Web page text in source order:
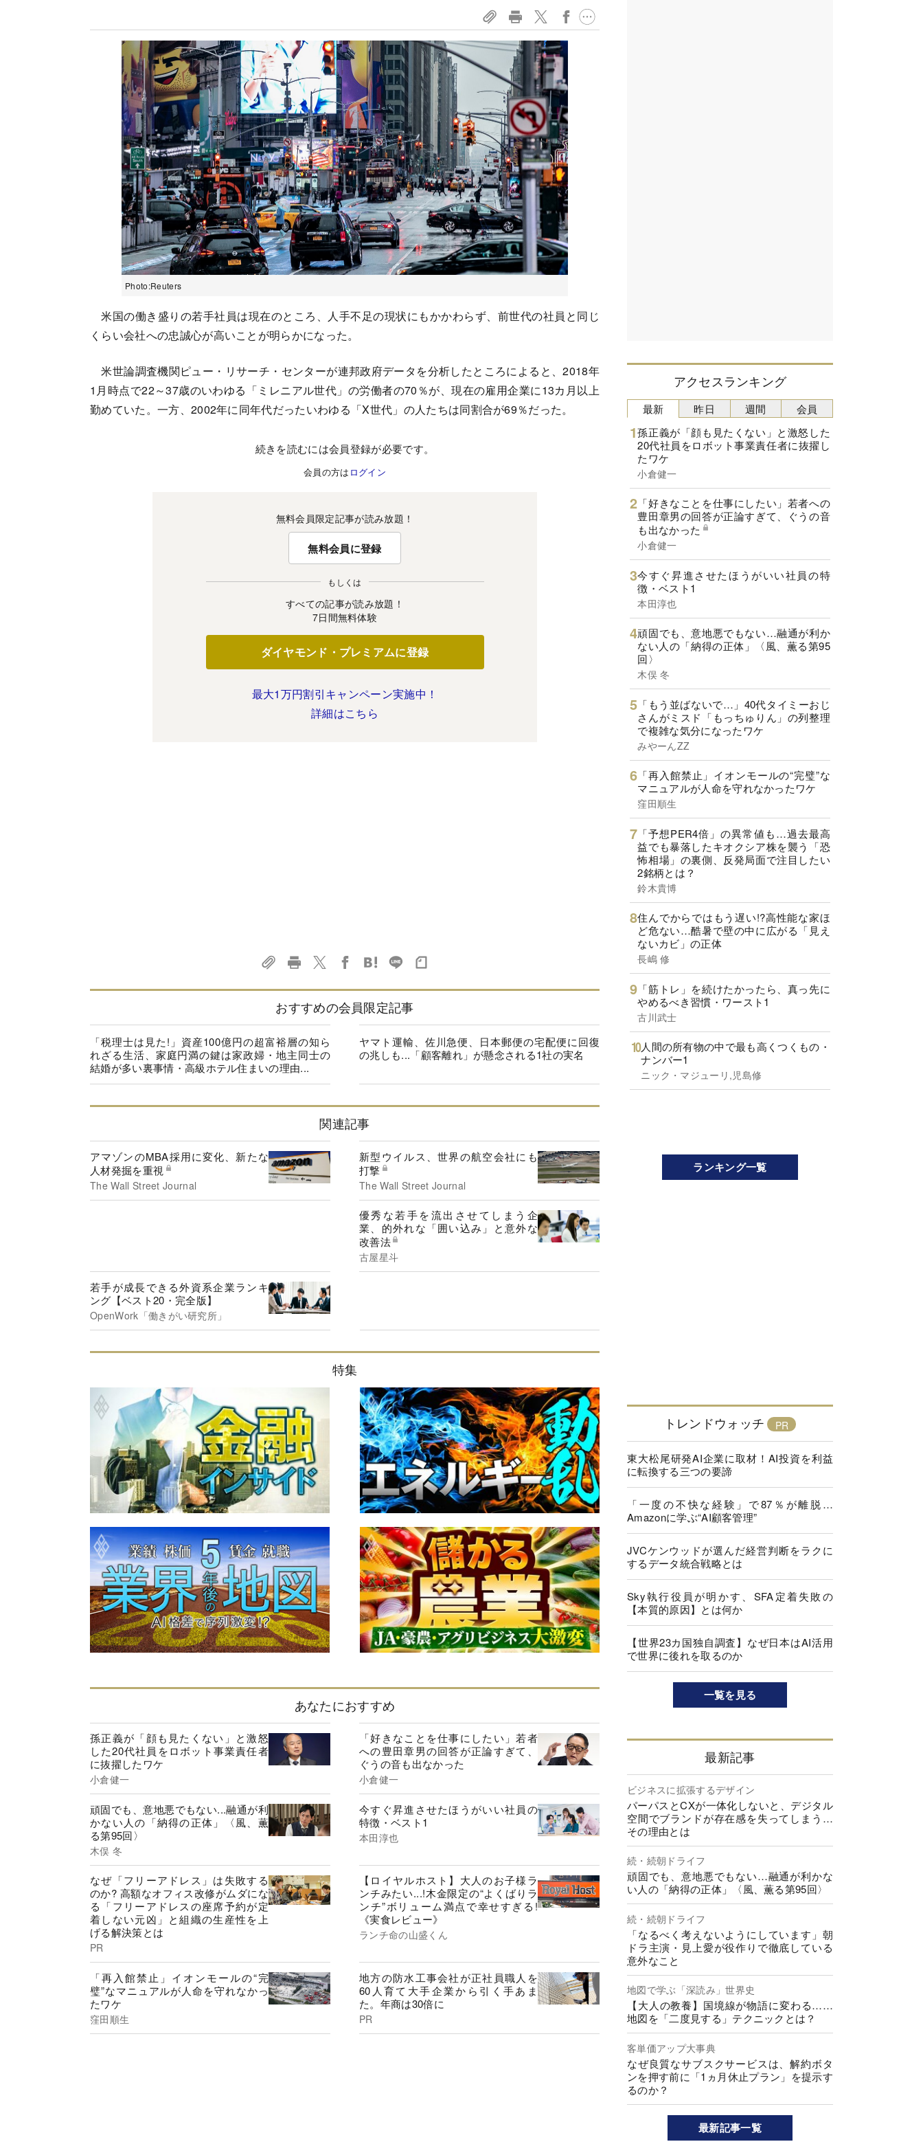
Photo:Reuters
米国の働き盛りの若手社員は現在のところ、人手不足の現状にもかかわらず、前世代の社員と同じ
くらい会社への忠誠心が高いことが明らかになった。
米世論調査機関ピュー・リサーチ・センターが連邦政府データを分析したところによると、2018年
1月時点で22～37歳のいわゆる「ミレニアル世代」の労働者の70％が、現在の雇用企業に13カ月以上
勤めていた。一方、2002年に同年代だったいわゆる「X世代」の人たちは同割合が69％だった。
続きを読むには会員登録が必要です。
会員の方は ログイン
無料会員限定記事が読み放題！
無料会員に登録
もしくは
すべての記事が読み放題！
7日間無料体験
ダイヤモンド・プレミアムに登録
最大1万円割引キャンペーン実施中！
詳細はこちら
おすすめの会員限定記事
「税理士は見た!」資産100億円の超富裕層の知ら
れざる生活、家庭円満の鍵は家政婦・地主同士の
結婚が多い裏事情・高級ホテル住まいの理由...
ヤマト運輸、佐川急便、日本郵便の宅配便に回復
の兆しも...「顧客離れ」が懸念される1社の実名
関連記事
アマゾンのMBA採用に変化、新たな
人材発掘を重視
The Wall Street Journal
新型ウイルス、世界の航空会社にも
打撃
The Wall Street Journal
優秀な若手を流出させてしまう企
業、的外れな「囲い込み」と意外な
改善法
古屋星斗
若手が成長できる外資系企業ランキ
ング【ベスト20・完全版】
OpenWork「働きがい研究所」
特集
あなたにおすすめ
孫正義が「顔も見たくない」と激怒
した20代社員をロボット事業責任者
に抜擢したワケ
小倉健一
「好きなことを仕事にしたい」若者
への豊田章男の回答が正論すぎて、
ぐうの音も出なかった
小倉健一
頑固でも、意地悪でもない...融通が利
かない人の「納得の正体」〈風、薫
る第95回〉
木俣 冬
今すぐ昇進させたほうがいい社員の
特徴・ベスト1
本田淳也
なぜ「フリーアドレス」は失敗する
のか? 高額なオフィス改修がムダにな
る「フリーアドレスの座席予約が定
着しない元凶」と組織の生産性を上
げる解決策とは
PR
【ロイヤルホスト】大人のお子様ラ
ンチみたい...!木金限定の“よくばりラ
ンチ”ボリューム満点で幸せすぎる!
《実食レビュー》
ランチ命の山盛くん
「再入館禁止」イオンモールの“完
璧”なマニュアルが人命を守れなかっ
たワケ
窪田順生
地方の防水工事会社が正社員職人を
60人育て大手企業から引く手あま
た。年商は30倍に
PR
アクセスランキング
最新
孫正義が「顔も見たくない」と激怒した
20代社員をロボット事業責任者に抜擢し
たワケ
小倉健一
「好きなことを仕事にしたい」若者への
豊田章男の回答が正論すぎて、ぐうの音
も出なかった
小倉健一
今すぐ昇進させたほうがいい社員の特
徴・ベスト1
本田淳也
頑固でも、意地悪でもない…融通が利か
ない人の「納得の正体」〈風、薫る第95
回〉
木俣 冬
「もう並ばないで…」40代タイミーおじ
さんがミスド「もっちゅりん」の列整理
で複雑な気分になったワケ
みやーんZZ
「再入館禁止」イオンモールの“完璧”な
マニュアルが人命を守れなかったワケ
窪田順生
「予想PER4倍」の異常値も…過去最高
益でも暴落したキオクシア株を襲う「恐
怖相場」の裏側、反発局面で注目したい
2銘柄とは？
鈴木貴博
住んでからではもう遅い!?高性能な家ほ
ど危ない…酷暑で壁の中に広がる「見え
ないカビ」の正体
長嶋 修
「筋トレ」を続けたかったら、真っ先に
やめるべき習慣・ワースト1
古川武士
人間の所有物の中で最も高くつくもの・
ナンバー1
ニック・マジューリ,児島修
昨日 週間 会員
ランキング一覧
トレンドウォッチ
東大松尾研発AI企業に取材！AI投資を利益
に転換する三つの要諦
「一度の不快な経験」で87％が離脱…
Amazonに学ぶ“AI顧客管理”
JVCケンウッドが選んだ経営判断をラクに
するデータ統合戦略とは
Sky執行役員が明かす、SFA定着失敗の
【本質的原因】とは何か
【世界23カ国独自調査】なぜ日本はAI活用
で世界に後れを取るのか
一覧を見る
最新記事
ビジネスに拡張するデザイン
パーパスとCXが一体化しないと、デジタル
空間でブランドが存在感を失ってしまう…
その理由とは
続・続朝ドライフ
頑固でも、意地悪でもない…融通が利かな
い人の「納得の正体」〈風、薫る第95回〉
続・続朝ドライフ
「なるべく考えないようにしています」朝
ドラ主演・見上愛が役作りで徹底している
意外なこと
地図で学ぶ「深読み」世界史
【大人の教養】国境線が物語に変わる……
地図を「二度見する」テクニックとは？
客単価アップ大事典
なぜ良質なサブスクサービスは、解約ボタ
ンを押す前に「1ヵ月休止プラン」を提示す
るのか？
最新記事一覧